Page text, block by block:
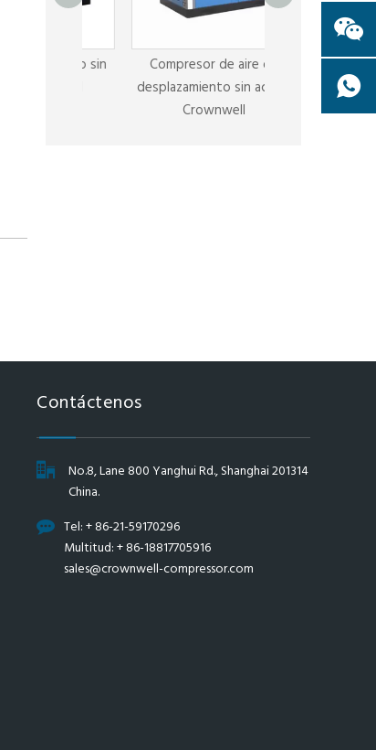
Compresor de aire de
desplazamiento sin aceite
Crownwell
compresor
Contáctenos
No.8, Lane 800 Yanghui Rd., Shanghai 201314
China.
Tel: + 86-21-59170296
Multitud: + 86-18817705916
sales@crownwell-compressor.com